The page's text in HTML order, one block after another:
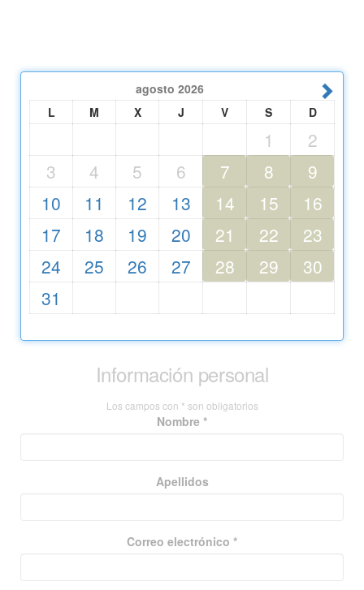
agosto 2026
L
M X J V S D
1
2
3
4 5 6 7 8
9
10
11 12 13 14 15
16
17
18 19 20 21 22
23
24
25 26 27 28 29
30
31
Información personal
Los campos con * son obligatorios
Nombre *
Apellidos
Correo electrónico *